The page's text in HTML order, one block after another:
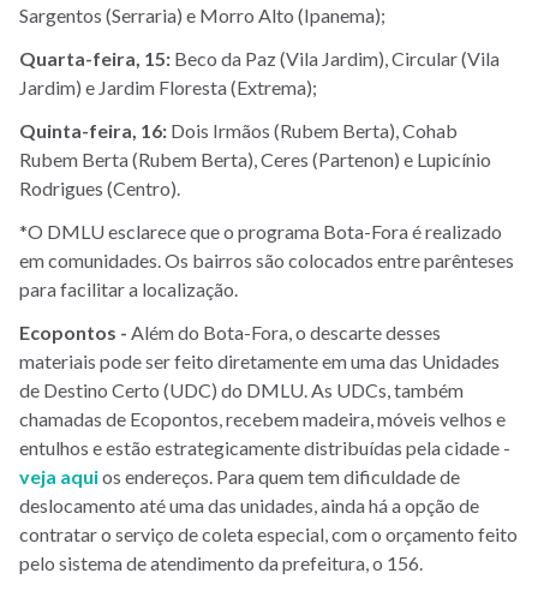
Sargentos (Serraria) e Morro Alto (Ipanema);
Quarta-feira, 15: Beco da Paz (Vila Jardim), Circular (Vila
Jardim) e Jardim Floresta (Extrema);
Quinta-feira, 16: Dois Irmãos (Rubem Berta), Cohab
Rubem Berta (Rubem Berta), Ceres (Partenon) e Lupicínio
Rodrigues (Centro).
*O DMLU esclarece que o programa Bota-Fora é realizado
em comunidades. Os bairros são colocados entre parênteses
para facilitar a localização.
Ecopontos - Além do Bota-Fora, o descarte desses
materiais pode ser feito diretamente em uma das Unidades
de Destino Certo (UDC) do DMLU. As UDCs, também
chamadas de Ecopontos, recebem madeira, móveis velhos e
entulhos e estão estrategicamente distribuídas pela cidade -
veja aquios endereços. Para quem tem dificuldade de
deslocamento até uma das unidades, ainda há a opção de
contratar o serviço de coleta especial, com o orçamento feito
pelo sistema de atendimento da prefeitura, o 156.